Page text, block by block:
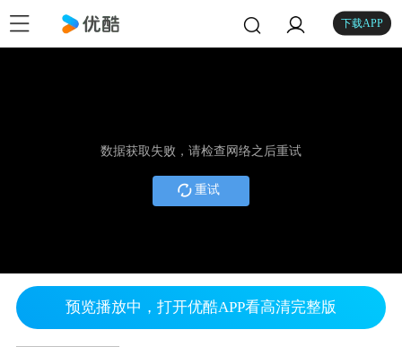
下载APP
数据获取失败，请检查网络之后重试
重试
预览播放中，打开优酷APP看高清完整版